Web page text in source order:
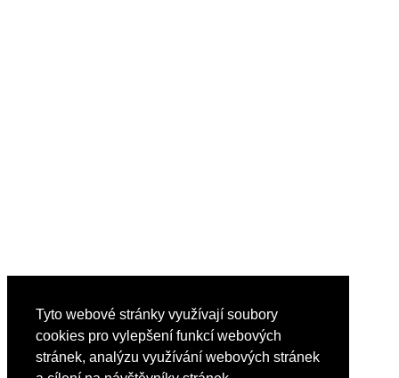
Tyto webové stránky využívají soubory
cookies pro vylepšení funkcí webových
stránek, analýzu využívání webových stránek